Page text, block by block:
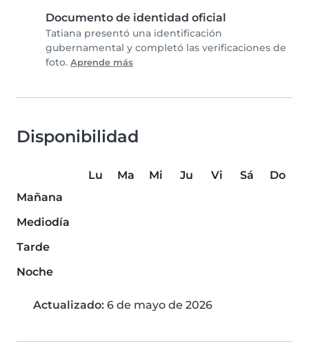
Documento de identidad oficial
Tatiana presentó una identificación
gubernamental y completó las verificaciones de
foto. Aprende más
Disponibilidad
Lu Ma Mi Ju Vi Sá
Do
Mañana
Mediodía
Tarde
Noche
Actualizado: 6 de mayo de 2026